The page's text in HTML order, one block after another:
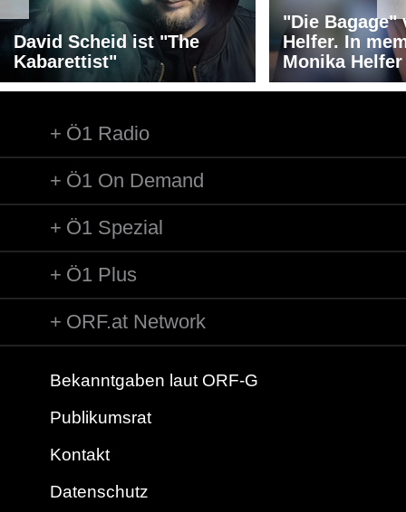
David Scheid ist "The
Kabarettist"
"Die Bagage"
Helfer. In
Monika Helfer
Ö1 Radio
Ö1 On Demand
Ö1 Spezial
Ö1 Plus
ORF.at Network
Bekanntgaben laut ORF-G
Publikumsrat
Kontakt
Datenschutz